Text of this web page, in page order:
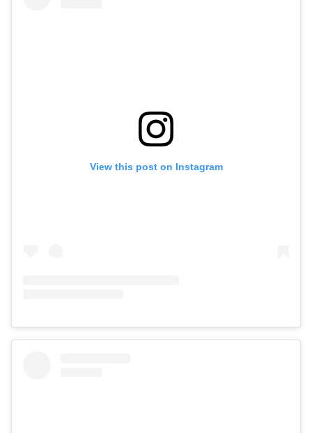
View this post on Instagram